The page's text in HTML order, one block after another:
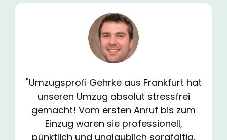
"Umzugsprofi Gehrke aus Frankfurt hat
unseren Umzug absolut stressfrei
gemacht! Vom ersten Anruf bis zum
Einzug waren sie professionell,
pünktlich und unglaublich sorgfältig.